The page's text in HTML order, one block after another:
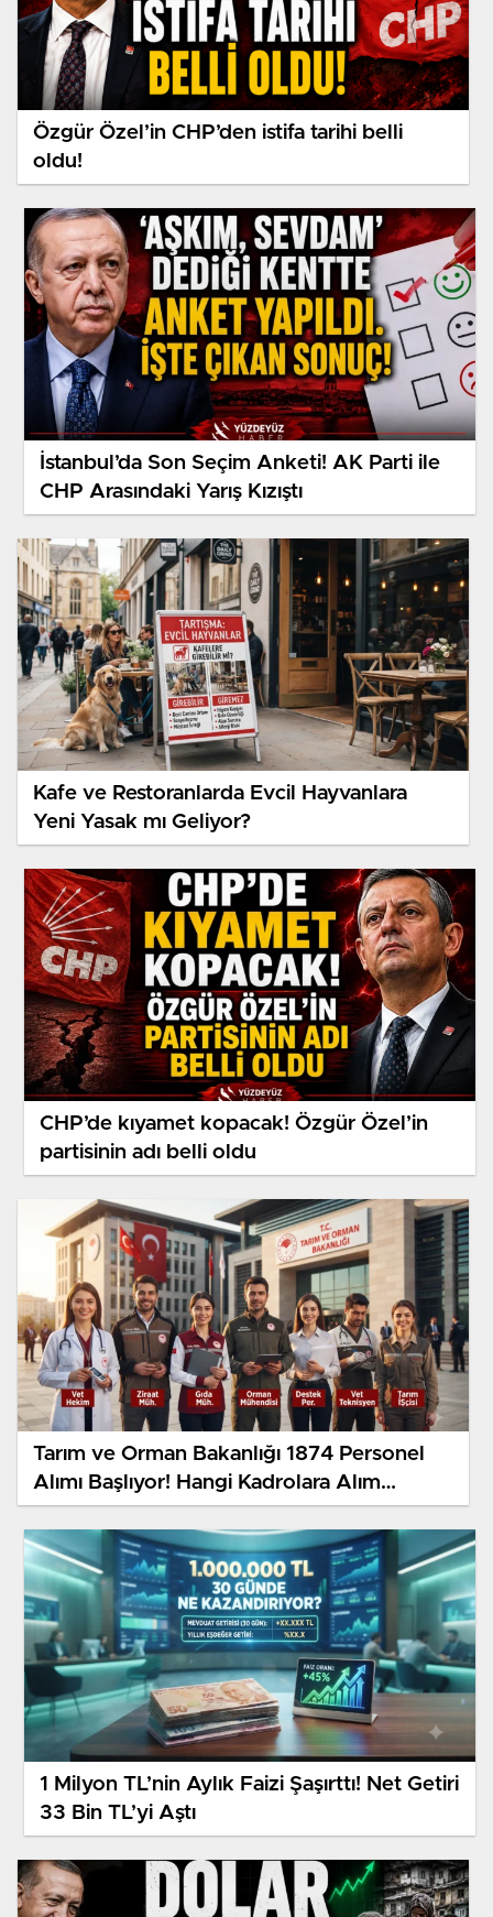
Özgür Özel’in CHP’den istifa tarihi belli
oldu!
İstanbul’da Son Seçim Anketi! AK Parti ile
CHP Arasındaki Yarış Kızıştı
Kafe ve Restoranlarda Evcil Hayvanlara
Yeni Yasak mı Geliyor?
CHP’de kıyamet kopacak! Özgür Özel’in
partisinin adı belli oldu
Tarım ve Orman Bakanlığı 1874 Personel
Alımı Başlıyor! Hangi Kadrolara Alım
Yapılacak?
1 Milyon TL’nin Aylık Faizi Şaşırttı! Net Getiri
33 Bin TL’yi Aştı